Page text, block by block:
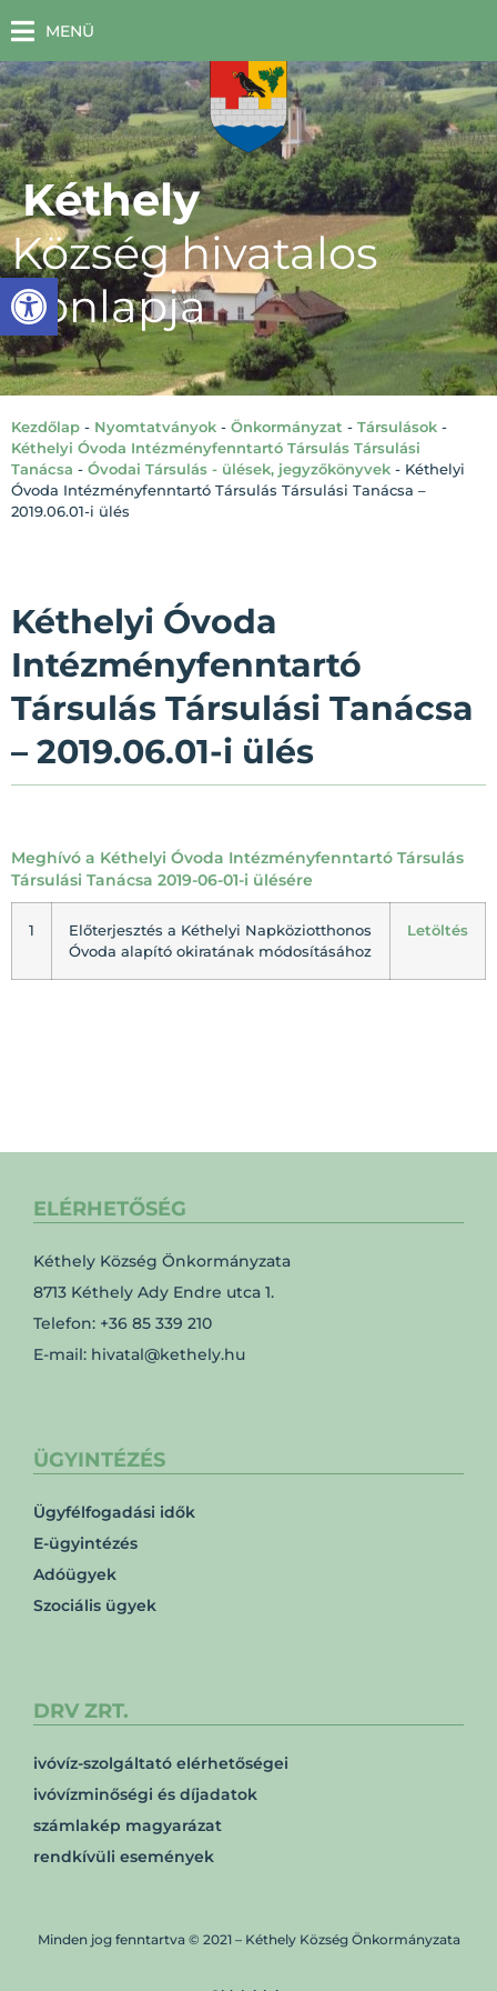
Eszköztár megnyitása
MENÜ
Kéthely
Község hivatalos
honlapja
Kezdőlap - Nyomtatványok - Önkormányzat - Társulások -
Kéthelyi Óvoda Intézményfenntartó Társulás Társulási
Tanácsa - Óvodai Társulás - ülések, jegyzőkönyvek - Kéthelyi
Óvoda Intézményfenntartó Társulás Társulási Tanácsa –
2019.06.01-i ülés
Kéthelyi Óvoda
Intézményfenntartó
Társulás Társulási Tanácsa
– 2019.06.01-i ülés
Meghívó a Kéthelyi Óvoda Intézményfenntartó Társulás
Társulási Tanácsa 2019-06-01-i ülésére
1
Előterjesztés a Kéthelyi Napköziotthonos
Óvoda alapító okiratának módosításához
Letöltés
ELÉRHETŐSÉG
Kéthely Község Önkormányzata
8713 Kéthely Ady Endre utca 1.
Telefon: +36 85 339 210
E-mail: hivatal@kethely.hu
ÜGYINTÉZÉS
Ügyfélfogadási idők
E-ügyintézés
Adóügyek
Szociális ügyek
DRV ZRT.
ivóvíz-szolgáltató elérhetőségei
ivóvízminőségi és díjadatok
számlakép magyarázat
rendkívüli események
Minden jog fenntartva © 2021 – Kéthely Község Önkormányzata